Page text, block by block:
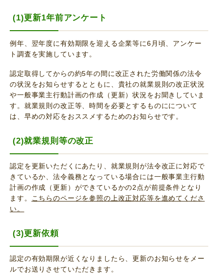
(1)更新1年前アンケート
例年、翌年度に有効期限を迎える企業等に6月頃、アンケー
ト調査を実施しています。
認定取得してからの約5年の間に改正された労働関係の法令
の状況をお知らせするとともに、貴社の就業規則の改正状況
や一般事業主行動計画の作成（更新）状況をお聞きしていま
す。就業規則の改正等、時間を必要とするものにについて
は、早めの対応をおススメするためのお知らせです。
(2)就業規則等の改正
認定を更新いただくにあたり、就業規則が法令改正に対応で
きているか、法令義務となっている場合には一般事業主行動
計画の作成（更新）ができているかの2点が前提条件となり
ます。 こちらのページを参照の上改正対応等を進めてくださ
い。
(3)更新依頼
認定の有効期限が近くなりましたら、更新のお知らせをメー
ルでお送りさせていただきます。